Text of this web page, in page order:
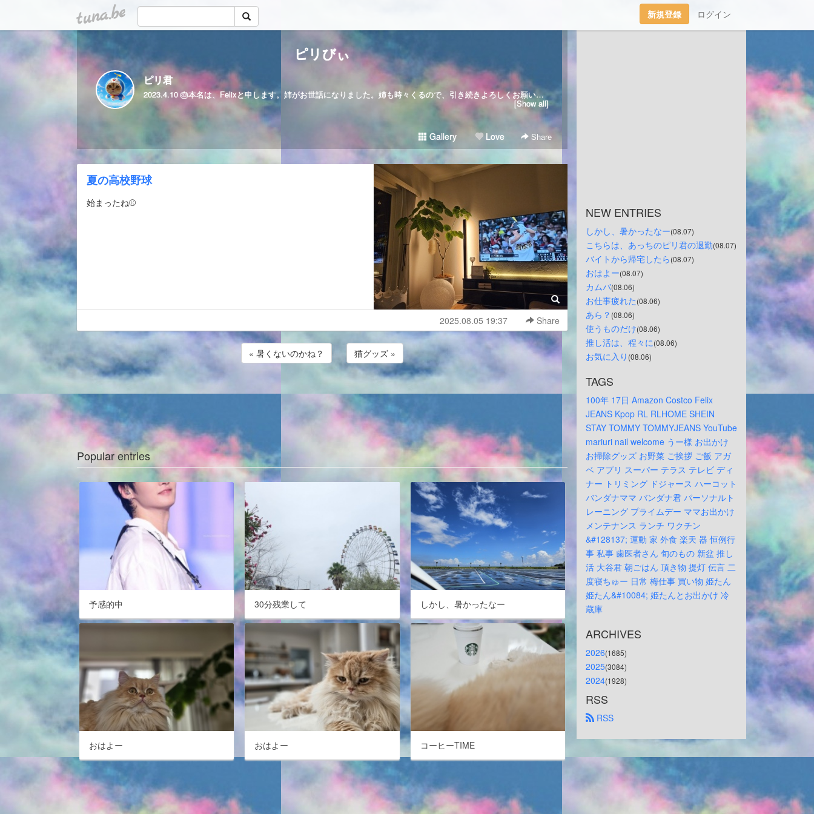
tuna.be 新規登録 ログイン
ピリびぃ
ピリ君
2023.4.10 🎂本名は、Felixと申します。姉がお世話になりました。姉も時々くるので、引き続きよろしくお願い致します。🤗
[Show all]
Gallery Love Share
夏の高校野球
始まったね⚾
2025.08.05 19:37 Share
« 暑くないのかね？ 猫グッズ »
Popular entries
予感的中 30分残業して しかし、暑かったなー
おはよー おはよー コーヒーTIME
NEW ENTRIES
しかし、暑かったなー(08.07)
こちらは、あっちのピリ君の退勤(08.07)
バイトから帰宅したら(08.07)
おはよー(08.07)
カムバ(08.06)
お仕事疲れた(08.06)
あら？ (08.06)
使うものだけ(08.06)
推し活は、程々に(08.06)
お気に入り (08.06)
TAGS
100年 17日 Amazon Costco Felix
JEANS Kpop RL RLHOME SHEIN
STAY TOMMY TOMMYJEANS YouTube
mariuri nail welcome うー様 お出かけ
お掃除グッズ お野菜 ご挨拶 ご飯 アガ
ベ アプリ スーパー テラス テレビ ディ
ナー トリミング ドジャース ハーコット
バンダナママ バンダナ君 パーソナルト
レーニング プライムデー ママお出かけ
メンテナンス ランチ ワクチン
&#128137; 運動 家 外食 楽天 器 恒例行
事 私事 歯医者さん 旬のもの 新盆 推し
活 大谷君 朝ごはん 頂き物 提灯 伝言 二
度寝ちゅー 日常 梅仕事 買い物 姫たん
姫たん&#10084; 姫たんとお出かけ 冷
蔵庫
ARCHIVES
2026(1685)
2025(3084)
2024(1928)
RSS
RSS